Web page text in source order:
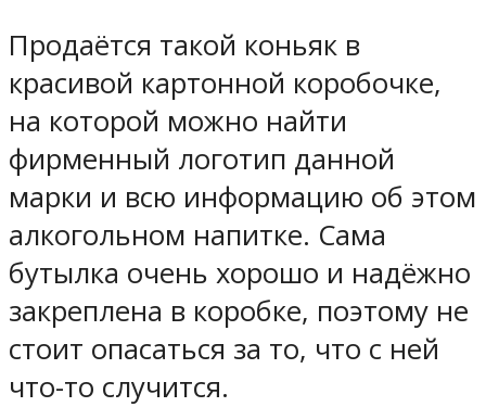
Продаётся такой коньяк в
красивой картонной коробочке,
на которой можно найти
фирменный логотип данной
марки и всю информацию об этом
алкогольном напитке. Сама
бутылка очень хорошо и надёжно
закреплена в коробке, поэтому не
стоит опасаться за то, что с ней
что-то случится.